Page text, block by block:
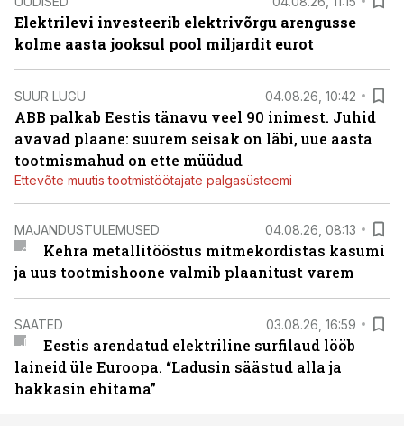
Elektrilevi investeerib elektrivõrgu arengusse
kolme aasta jooksul pool miljardit eurot
SUUR LUGU 04.08.26, 10:42
ABB palkab Eestis tänavu veel 90 inimest. Juhid
avavad plaane: suurem seisak on läbi, uue aasta
tootmismahud on ette müüdud
Ettevõte muutis tootmistöötajate palgasüsteemi
MAJANDUSTULEMUSED 04.08.26, 08:13
Kehra metallitööstus mitmekordistas kasumi
ja uus tootmishoone valmib plaanitust varem
SAATED 03.08.26, 16:59
Eestis arendatud elektriline surfilaud lööb
laineid üle Euroopa. “Ladusin säästud alla ja
hakkasin ehitama”